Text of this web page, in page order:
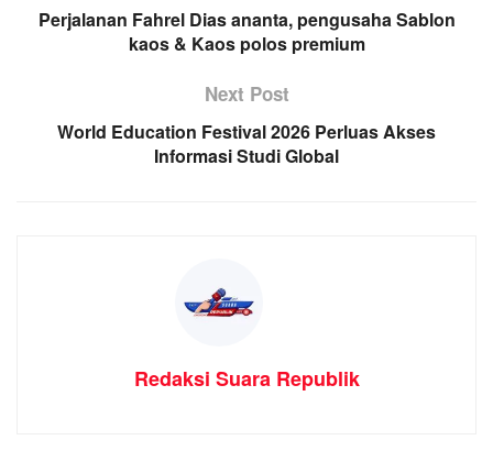
Perjalanan Fahrel Dias ananta, pengusaha Sablon
kaos & Kaos polos premium
Next Post
World Education Festival 2026 Perluas Akses
Informasi Studi Global
Redaksi Suara Republik